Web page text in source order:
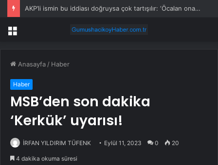
AKP’li ismin bu iddiası doğruysa çok tartışılır: ‘Öcalan onayladı’
Menü
Anasayfa / Haber
Haber
MSB’den son dakika
‘Kerkük’ uyarısı!
İRFAN YILDIRIM TÜFENK Eylül 11, 2023 0 20
4 dakika okuma süresi